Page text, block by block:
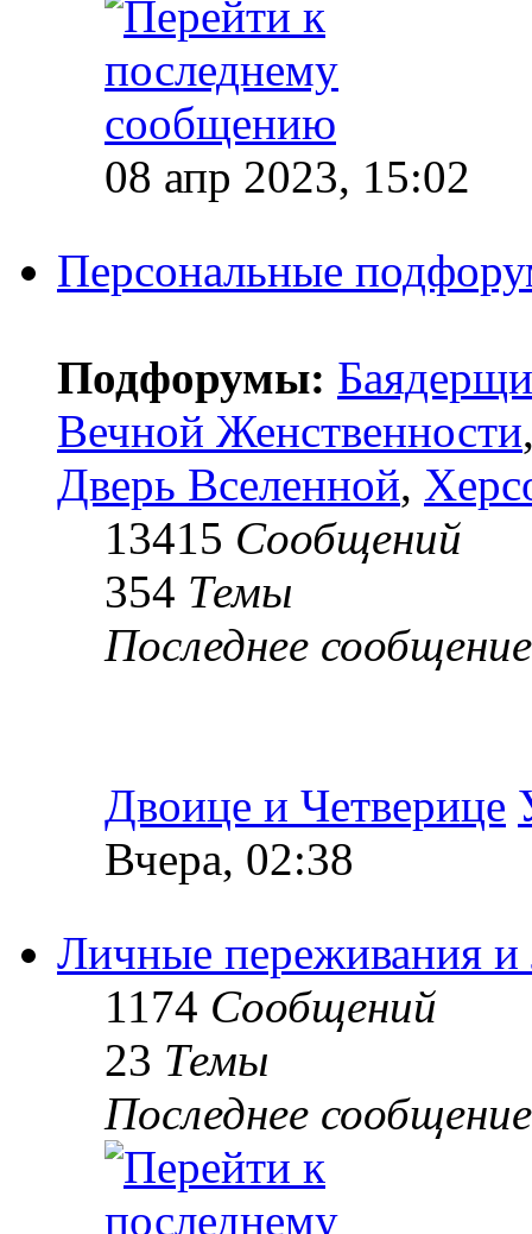
08 апр 2023, 15:02
Персональные
Подфорумы:
Вечной Женственности
Дверь Вселенной,
13415 Сообщений
354 Темы
Последнее сообщение
Двоице и Четверице
Вчера, 02:38
Личные переживания
1174 Сообщений
23 Темы
Последнее сообщение